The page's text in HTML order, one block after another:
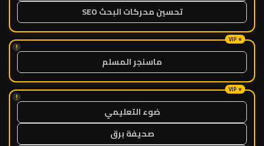
تحسين محركات البحث SEO
!
ماسنجر المسلم
!
ضوء التعليمي
صحيفة برق